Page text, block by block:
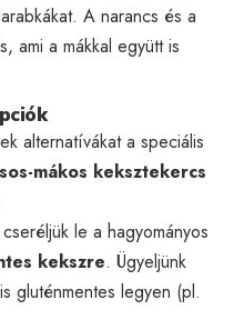
A narancs és a
ami a mákkal együtt is
alternatívákat a speciális
mákos keksztekercs
le a hagyományos
kekszre. Ügyeljünk
gluténmentes legyen (pl.